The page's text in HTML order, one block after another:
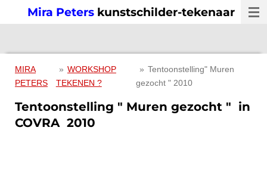
direct
de
hoofdinhoud
Mira Peters kunstschilder-tekenaar
MIRA
PETERS
» WORKSHOP
TEKENEN ?
» Tentoonstelling" Muren
gezocht " 2010
Tentoonstelling " Muren gezocht " in
COVRA 2010